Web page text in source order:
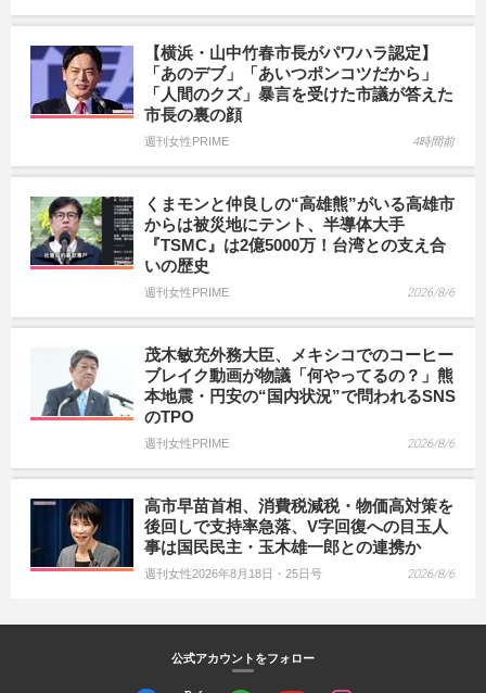
【横浜・山中竹春市長がパワハラ認定】
「あのデブ」「あいつポンコツだから」
「人間のクズ」暴言を受けた市議が答えた
市長の裏の顔
週刊女性PRIME 4時間前
くまモンと仲良しの“高雄熊”がいる高雄市
からは被災地にテント、半導体大手
『TSMC』は2億5000万！台湾との支え合
いの歴史
週刊女性PRIME 2026/8/6
茂木敏充外務大臣、メキシコでのコーヒー
ブレイク動画が物議「何やってるの？」熊
本地震・円安の“国内状況”で問われるSNS
のTPO
週刊女性PRIME 2026/8/6
高市早苗首相、消費税減税・物価高対策を
後回しで支持率急落、V字回復への目玉人
事は国民民主・玉木雄一郎との連携か
週刊女性2026年8月18日・25日号 2026/8/6
公式アカウントをフォロー